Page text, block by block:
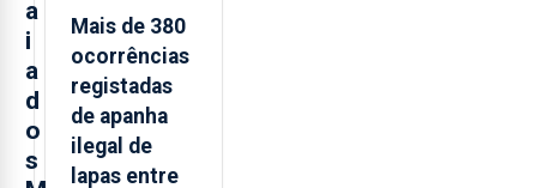
a
i
a
d
o
s
Mais de 380
ocorrências
registadas
de apanha
ilegal de
lapas entre